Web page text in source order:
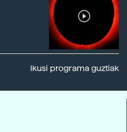
Ikusi programa guztiak